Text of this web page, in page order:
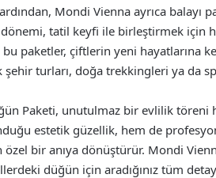
Mondi Vienna ayrıca balayı
dönemi, tatil keyfi ile birleştirmek için
paketler, çiftlerin yeni hayatlarına
şehir turları, doğa trekkingleri ya da
Paketi, unutulmaz bir evlilik
estetik güzellik, hem de
bir anıya dönüştürür. Mondi
düğün için aradığınız tüm